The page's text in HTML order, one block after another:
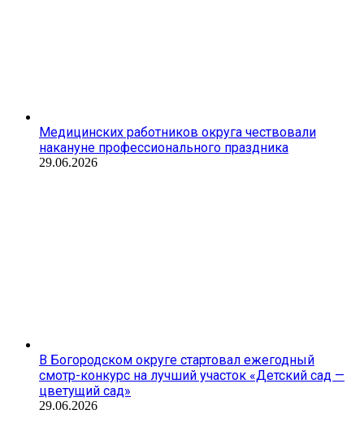
Медицинских работников округа чествовали
накануне профессионального праздника
29.06.2026
В Богородском округе стартовал ежегодный
смотр-конкурс на лучший участок «Детский сад —
цветущий сад»
29.06.2026